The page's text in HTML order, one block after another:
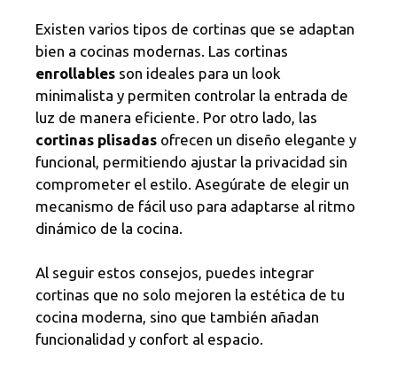
Existen varios tipos de cortinas que se adaptan
bien a cocinas modernas. Las cortinas
enrollables son ideales para un look
minimalista y permiten controlar la entrada de
luz de manera eficiente. Por otro lado, las
cortinas plisadas ofrecen un diseño elegante y
funcional, permitiendo ajustar la privacidad sin
comprometer el estilo. Asegúrate de elegir un
mecanismo de fácil uso para adaptarse al ritmo
dinámico de la cocina.
Al seguir estos consejos, puedes integrar
cortinas que no solo mejoren la estética de tu
cocina moderna, sino que también añadan
funcionalidad y confort al espacio.